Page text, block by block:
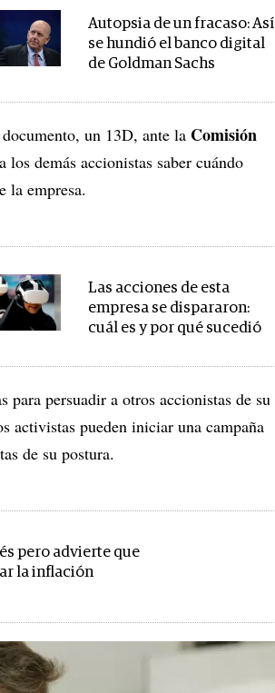
Autopsia de un fracaso: Así
se hundió el banco digital
de Goldman Sachs
un 13D, ante la Comisión
demás accionistas saber cuándo
la empresa.
Las acciones de esta
empresa se dispararon:
cuál es y por qué sucedió
persuadir a otros accionistas de su
activistas pueden iniciar una campaña
de su postura.
pero advierte que
la inflación